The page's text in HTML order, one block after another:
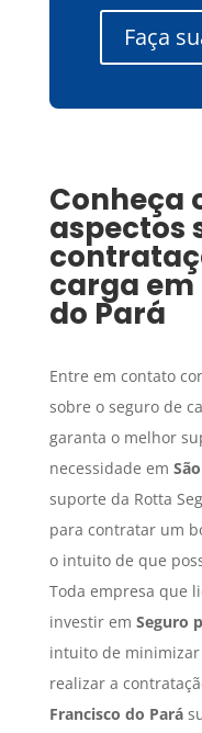
Faça
Conheça
aspectos
carga em
do Pará
Entre em contato
sobre o seguro de
garanta o melhor
necessidade em
suporte da Rotta
para contratar um
o intuito de que
Toda empresa que
investir em Seguro
intuito de minimizar
realizar a
Francisco do Pará